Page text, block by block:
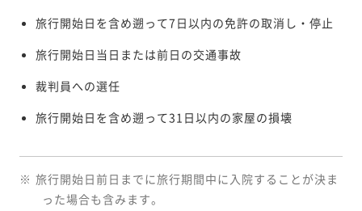
旅行開始日を含め遡って7日以内の免許の取消し・停止
旅行開始日当日または前日の交通事故
裁判員への選任
旅行開始日を含め遡って31日以内の家屋の損壊
※ 旅行開始日前日までに旅行期間中に入院することが決ま
った場合も含みます。